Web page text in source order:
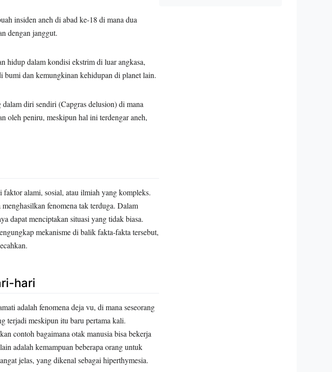
insiden aneh di abad ke-18 di mana dua
dengan janggut.
hidup dalam kondisi ekstrim di luar angkasa,
bumi dan kemungkinan kehidupan di planet lain.
diri sendiri (Capgras delusion) di mana
oleh peniru, meskipun hal ini terdengar aneh,
faktor alami, sosial, atau ilmiah yang kompleks.
fenomena tak terduga. Dalam
dapat menciptakan situasi yang tidak biasa.
mekanisme di balik fakta-fakta tersebut,
hari
adalah fenomena deja vu, di mana seseorang
terjadi meskipun itu baru pertama kali.
contoh bagaimana otak manusia bisa bekerja
adalah kemampuan beberapa orang untuk
jelas, yang dikenal sebagai hiperthymesia.